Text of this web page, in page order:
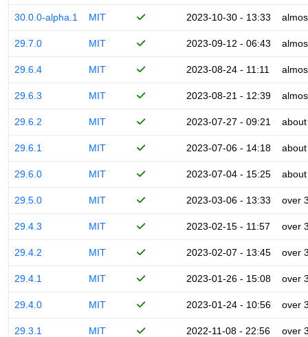
30.0.0-alpha.1 MIT 2023-10-30 - 13:33
29.7.0 MIT 2023-09-12 - 06:43
29.6.4 MIT 2023-08-24 - 11:11
29.6.3 MIT 2023-08-21 - 12:39
29.6.2 MIT 2023-07-27 - 09:21
29.6.1 MIT 2023-07-06 - 14:18
29.6.0 MIT 2023-07-04 - 15:25
29.5.0 MIT 2023-03-06 - 13:33 over
29.4.3 MIT 2023-02-15 - 11:57 over
29.4.2 MIT 2023-02-07 - 13:45 over
29.4.1 MIT 2023-01-26 - 15:08 over
29.4.0 MIT 2023-01-24 - 10:56 over
29.3.1 MIT 2022-11-08 - 22:56 over